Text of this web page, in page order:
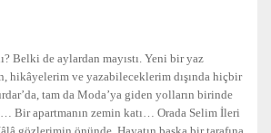
Belki de aylardan mayıstı. Yeni bir yaz
hikâyelerim ve yazabileceklerim dışında hiçbir
tam da Moda’ya giden yolların birinde
Bir apartmanın zemin katı… Orada Selim İleri